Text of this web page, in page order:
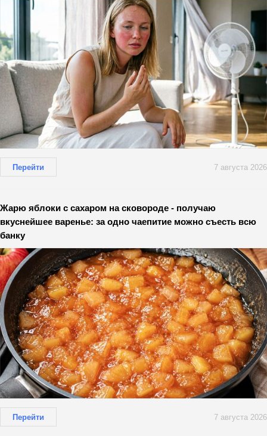
Перейти 7 августа 2026
Жарю яблоки с сахаром на сковороде - получаю
вкуснейшее варенье: за одно чаепитие можно съесть всю
банку
Перейти 7 августа 2026